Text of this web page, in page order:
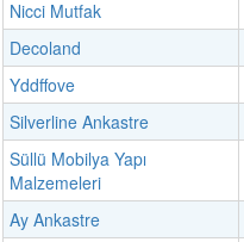
Nicci Mutfak
Decoland
Yddffove
Silverline Ankastre
Süllü Mobilya Yapı
Malzemeleri
Ay Ankastre